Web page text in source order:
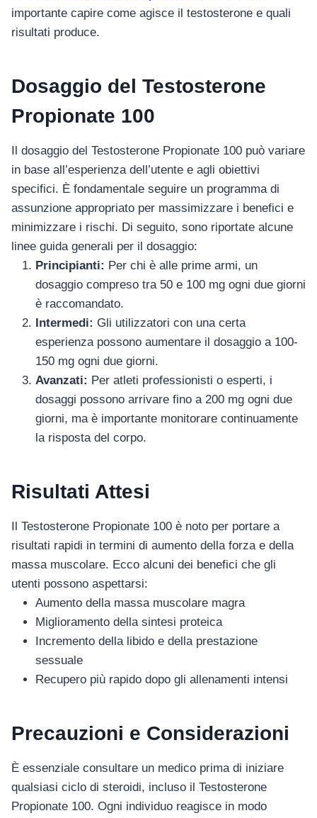
importante capire come agisce il testosterone e quali
risultati produce.
Dosaggio del Testosterone
Propionate 100
Il dosaggio del Testosterone Propionate 100 può variare
in base all’esperienza dell’utente e agli obiettivi
specifici. È fondamentale seguire un programma di
assunzione appropriato per massimizzare i benefici e
minimizzare i rischi. Di seguito, sono riportate alcune
linee guida generali per il dosaggio:
Principianti: Per chi è alle prime armi, un
dosaggio compreso tra 50 e 100 mg ogni due giorni
è raccomandato.
Intermedi: Gli utilizzatori con una certa
esperienza possono aumentare il dosaggio a 100-
150 mg ogni due giorni.
Avanzati: Per atleti professionisti o esperti, i
dosaggi possono arrivare fino a 200 mg ogni due
giorni, ma è importante monitorare continuamente
la risposta del corpo.
Risultati Attesi
Il Testosterone Propionate 100 è noto per portare a
risultati rapidi in termini di aumento della forza e della
massa muscolare. Ecco alcuni dei benefici che gli
utenti possono aspettarsi:
Aumento della massa muscolare magra
Miglioramento della sintesi proteica
Incremento della libido e della prestazione
sessuale
Recupero più rapido dopo gli allenamenti intensi
Precauzioni e Considerazioni
È essenziale consultare un medico prima di iniziare
qualsiasi ciclo di steroidi, incluso il Testosterone
Propionate 100. Ogni individuo reagisce in modo